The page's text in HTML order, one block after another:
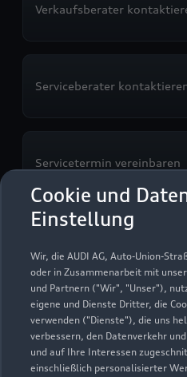
Cookie und
Einstellung
Wir, die AUDI AG, Auto-Union-
oder in Zusammenarbeit mit
und Partnern ("Wir", "Unser"),
eigene und Dienste Dritter, die
verwenden ("Dienste"), die uns
verbessern, den Datenverkehr
und auf Ihre Interessen
einschließlich personalisierter
Verkaufsberater
Serviceberater
Servicetermin vereinbaren
Autohaus
GmbH & Co.